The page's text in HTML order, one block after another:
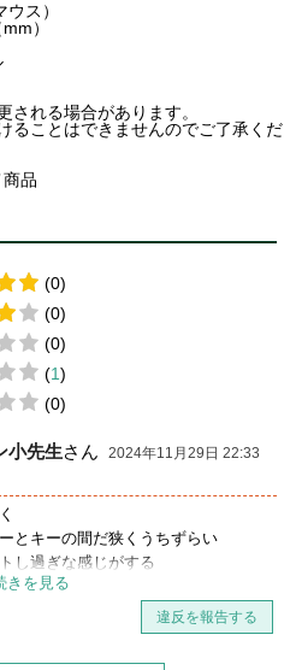
ス）
）
れる場合があります。
ことはできませんのでご了承くだ
品
(0)
(0)
(0)
(1)
(0)
小先生さん 2024年11月29日 22:33
とキーの間だ狭くうちずらい
し過ぎな感じがする
も）おもちゃのような感じ。
えるタイプな可能性もある。
違反を報告する